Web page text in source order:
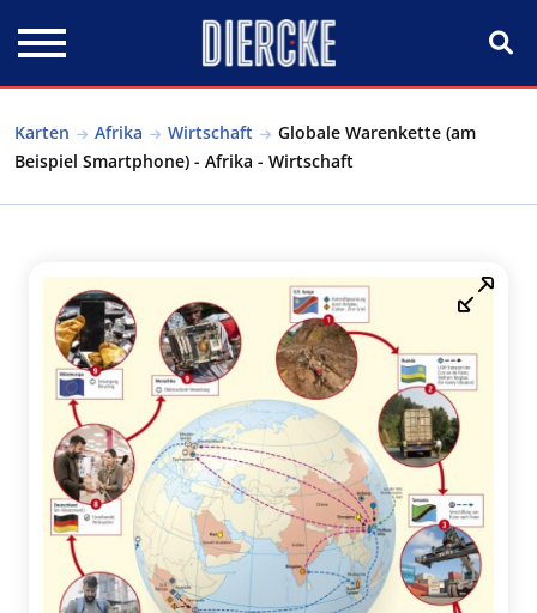
Karten Afrika Wirtschaft
Globale Warenkette (am
Beispiel Smartphone) - Afrika - Wirtschaft